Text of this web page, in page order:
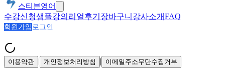
스티븐영어
수강신청샘플강의 리얼후기 장바구니 강사소개FAQ
회원가입 로그인
이용약관 | 개인정보처리방침 | 이메일주소무단수집거부